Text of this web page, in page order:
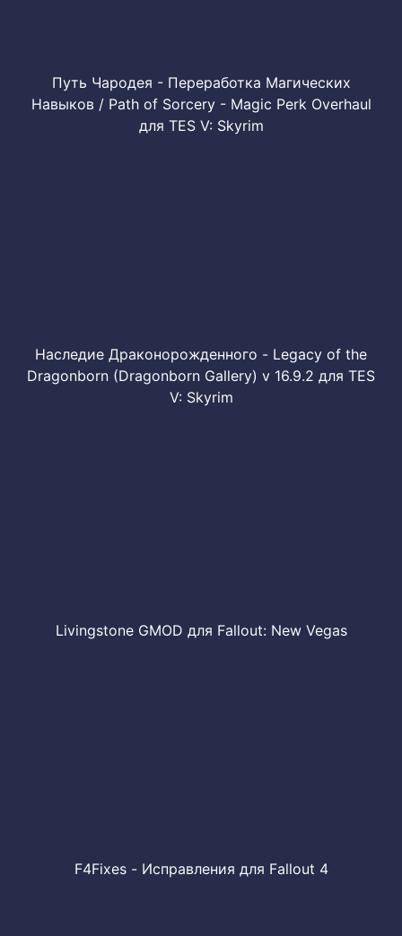
Путь Чародея - Переработка Магических
Навыков / Path of Sorcery - Magic Perk Overhaul
для TES V: Skyrim
Наследие Драконорожденного - Legacy of the
Dragonborn (Dragonborn Gallery) v 16.9.2 для TES
V: Skyrim
Livingstone GMOD для Fallout: New Vegas
F4Fixes - Исправления для Fallout 4